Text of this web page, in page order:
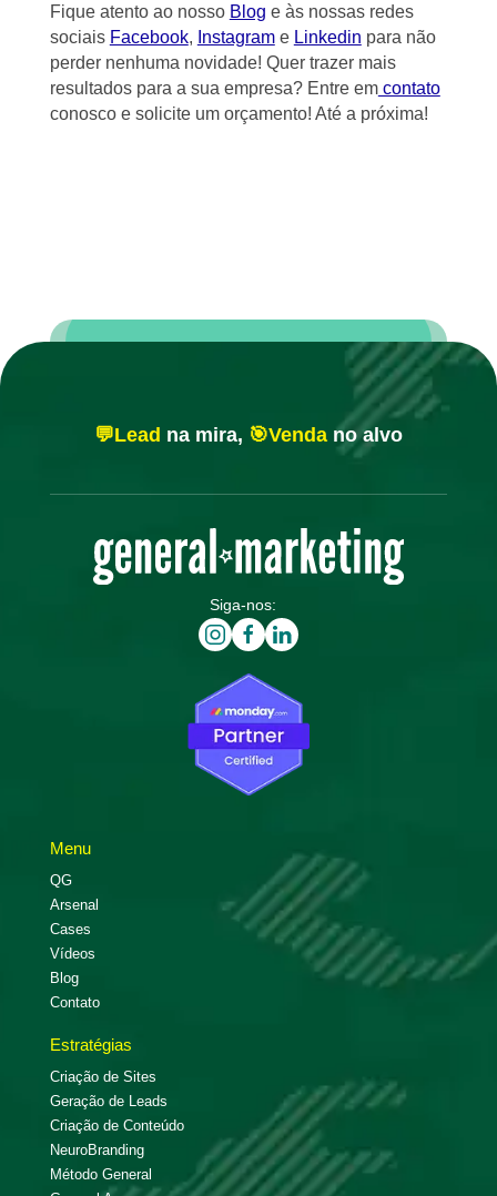
Fique atento ao nosso Blog e às nossas redes
sociais Facebook, Instagrame Linkedin para não
perder nenhuma novidade! Quer trazer mais
resultados para a sua empresa? Entre emcontato
conosco e solicite um orçamento! Até a próxima!
💬Lead na mira, 🎯Vendano alvo
Siga-nos:
Menu
QG
Arsenal
Cases
Vídeos
Blog
Contato
Estratégias
Criação de Sites
Geração de Leads
Criação de Conteúdo
NeuroBranding
Método General